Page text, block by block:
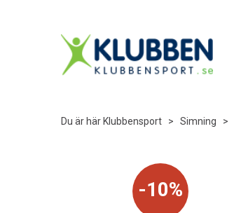
Du är här Klubbensport > Simning >
10%